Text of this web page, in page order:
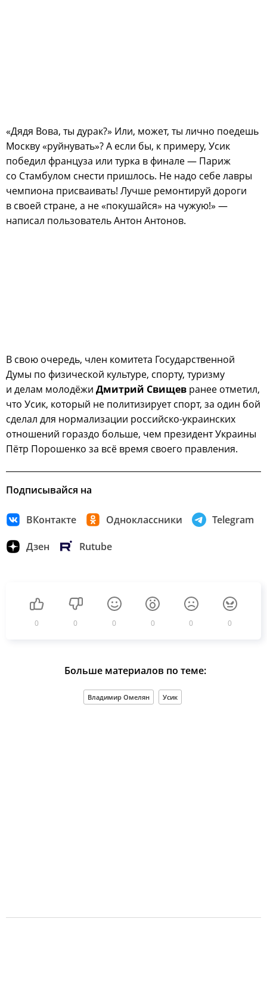
«Дядя Вова, ты дурак?» Или, может, ты лично поедешь
Москву «руйнувать»? А если бы, к примеру, Усик
победил француза или турка в финале — Париж
со Стамбулом снести пришлось. Не надо себе лавры
чемпиона присваивать! Лучше ремонтируй дороги
в своей стране, а не «покушайся» на чужую!» —
написал пользователь Антон Антонов.
В свою очередь, член комитета Государственной
Думы по физической культуре, спорту, туризму
и делам молодёжи Дмитрий Свищев ранее отметил,
что Усик, который не политизирует спорт, за один бой
сделал для нормализации российско-украинских
отношений гораздо больше, чем президент Украины
Пётр Порошенко за всё время своего правления.
Подписывайся на
ВКонтакте Одноклассники Telegram
Дзен Rutube
0 0 0 0 0 0
Больше материалов по теме:
Владимир Омелян Усик